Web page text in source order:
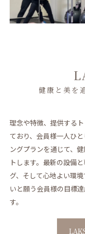
健康と美を
理念や特徴、提供する
ており、会員様一人ひ
ングプランを通じて、
トします。最新の設備
グ、そして心地よい環
いと願う会員様の目標
す。